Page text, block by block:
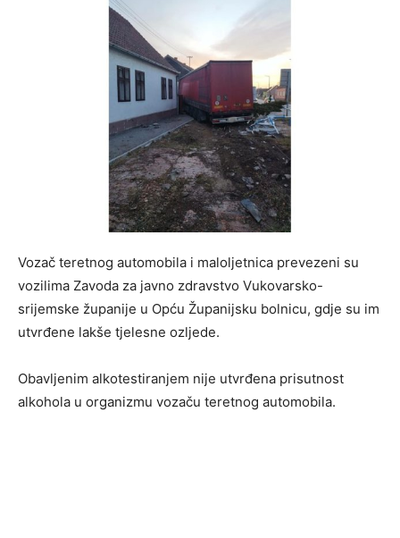
Vozač teretnog automobila i maloljetnica prevezeni su
vozilima Zavoda za javno zdravstvo Vukovarsko-
srijemske županije u Opću Županijsku bolnicu, gdje su im
utvrđene lakše tjelesne ozljede.
Obavljenim alkotestiranjem nije utvrđena prisutnost
alkohola u organizmu vozaču teretnog automobila.